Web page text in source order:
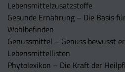
Lebensmittelzusatzstoffe
Gesunde Ernährung – Die Basis
Wohlbefinden
Genussmittel – Genuss bewusst
Lebensmittellisten
Phytolexikon – Die Kraft der